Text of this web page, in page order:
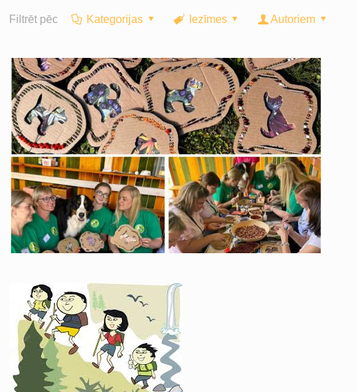
Filtrēt pēc Kategorijas Iezīmes Autoriem